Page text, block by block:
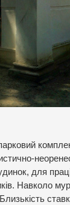
для
Навколо